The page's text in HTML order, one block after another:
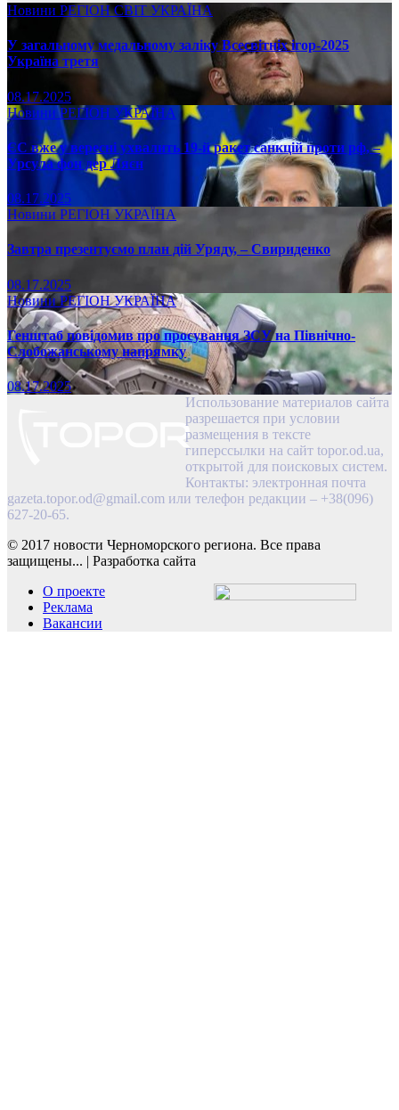
Новини РЕГІОНСВІТ УКРАЇНА
У загальному медальному заліку Всесвітніх ігор-2025
Україна третя
08.17.2025
НовиниРЕГІОН УКРАЇНА
ЄС вже у вересні ухвалить 19-й ракет санкцій проти рф, –
Урсула фон дер Ляєн
08.17.2025
Новини РЕГІОН УКРАЇНА
Завтра презентуємо план дій Уряду, – Свириденко
08.17.2025
НовиниРЕГІОНУКРАЇНА
Генштаб повідомив про просування ЗСУ на Північно-
Слобожанському напрямку
08.17.2025
Использование материалов сайта
разрешается при условии
размещения в тексте
гиперссылки на сайт topor.od.ua,
открытой для поисковых систем.
Контакты: электронная почта
gazeta.topor.od@gmail.com или телефон редакции – +38(096)
627-20-65.
© 2017 новости Черноморского региона. Все права
защищены... | Разработка сайта
О проекте
Реклама
Вакансии